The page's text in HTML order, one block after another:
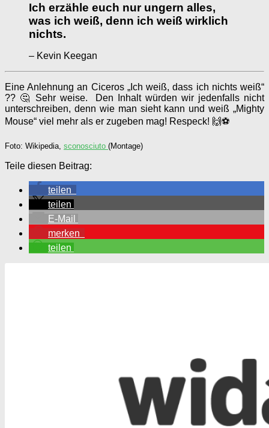
Ich erzähle euch nur ungern alles,
was ich weiß, denn ich weiß wirklich
nichts.
– Kevin Keegan
Eine Anlehnung an Ciceros „Ich weiß, dass ich nichts weiß“
?? 🤔 Sehr weise. Den Inhalt würden wir jedenfalls nicht
unterschreiben, denn wie man sieht kann und weiß „Mighty
Mouse“ viel mehr als er zugeben mag! Respeck! 🙌⚽
Foto: Wikipedia, sconosciuto (Montage)
Teile diesen Beitrag:
teilen
teilen
E-Mail
merken
teilen